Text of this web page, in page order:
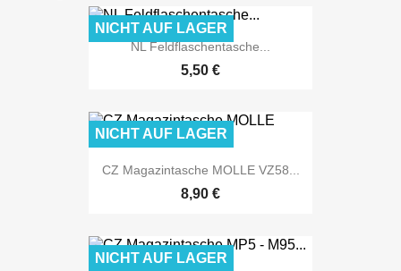
NL Feldflaschentasche...
5,50 €
NICHT AUF LAGER
CZ Magazintasche MOLLE VZ58...
8,90 €
NICHT AUF LAGER
NICHT AUF LAGER